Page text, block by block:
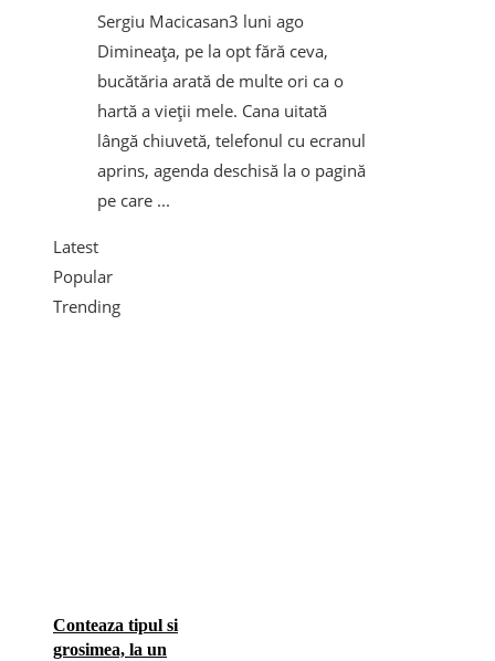
Sergiu Macicasan3 luni ago
Dimineața, pe la opt fără ceva,
bucătăria arată de multe ori ca o
hartă a vieții mele. Cana uitată
lângă chiuvetă, telefonul cu ecranul
aprins, agenda deschisă la o pagină
pe care ...
Latest
Popular
Trending
Conteaza tipul si
grosimea, la un